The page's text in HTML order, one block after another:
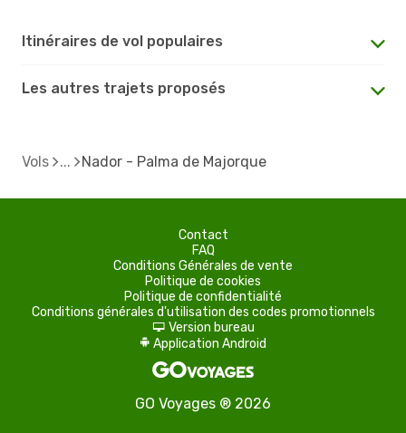
Itinéraires de vol populaires
Les autres trajets proposés
Vols Nador - Palma de Majorque
Contact
FAQ
Conditions Générales de vente
Politique de cookies
Politique de confidentialité
Conditions générales d'utilisation des codes promotionnels
d Version bureau
A Application Android
GO Voyages ® 2026